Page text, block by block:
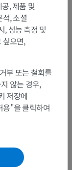
, 제품 및
, 소셜
, 성능 측정 및
싶으면,
부 또는 철회를
않는 경우,
저장에
용"을 클릭하여